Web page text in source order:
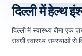
दिल्ली में हेल्थ
दिल्ली में स्वास्थ्य बीमा एक
संबंधी स्वास्थ्य समस्याओं से